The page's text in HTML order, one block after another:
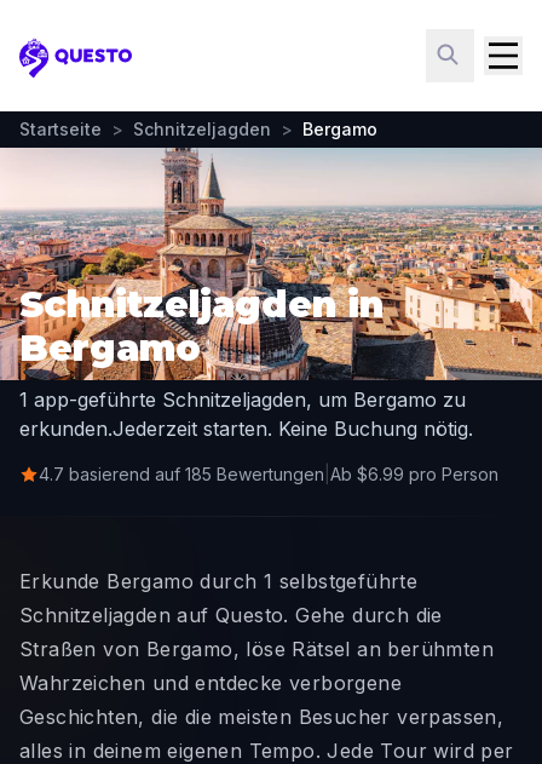
Questo
Startseite > Schnitzeljagden > Bergamo
Schnitzeljagden in
Bergamo
1 app-geführte Schnitzeljagden, um Bergamo zu
erkunden.Jederzeit starten. Keine Buchung nötig.
4.7 basierend auf 185 Bewertungen Ab $6.99 pro Person
Erkunde Bergamo durch 1 selbstgeführte
Schnitzeljagden auf Questo. Gehe durch die
Straßen von Bergamo, löse Rätsel an berühmten
Wahrzeichen und entdecke verborgene
Geschichten, die die meisten Besucher verpassen,
alles in deinem eigenen Tempo. Jede Tour wird per